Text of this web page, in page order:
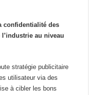
confidentialité des
au niveau
stratégie publicitaire
utilisateur via des
à cibler les bons